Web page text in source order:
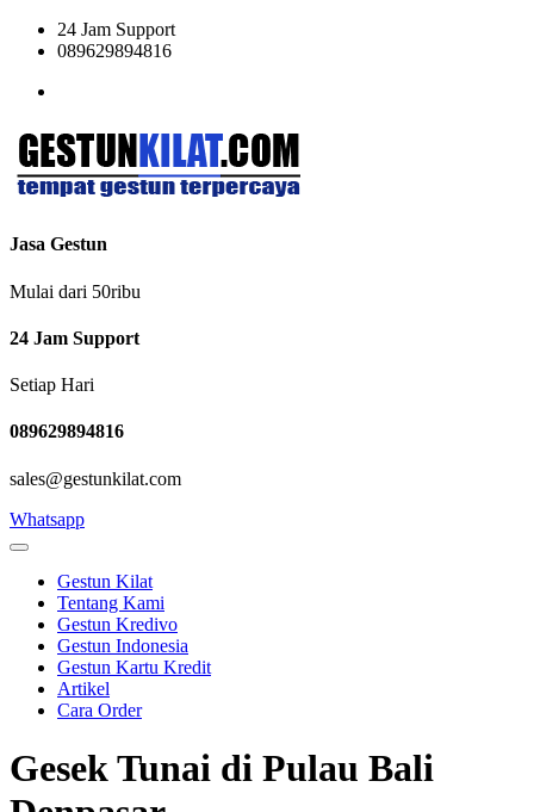
24 Jam Support
089629894816
Jasa Gestun
Mulai dari 50ribu
24 Jam Support
Setiap Hari
089629894816
sales@gestunkilat.com
Whatsapp
Gestun Kilat
Tentang Kami
Gestun Kredivo
Gestun Indonesia
Gestun Kartu Kredit
Artikel
Cara Order
Gesek Tunai di Pulau Bali